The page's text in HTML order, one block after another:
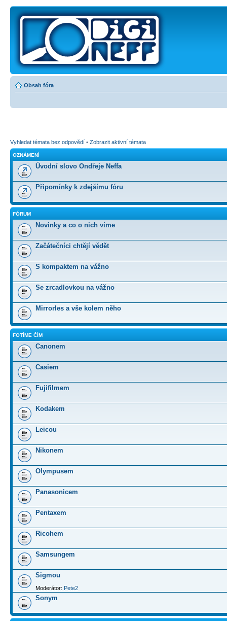
Obsah fóra
Vyhledat témata bez odpovědí • Zobrazit aktivní témata
OZNÁMENÍ
Úvodní slovo Ondřeje Neffa
Připomínky k zdejšímu fóru
FÓRUM
Novinky a co o nich víme
Začátečníci chtějí vědět
S kompaktem na vážno
Se zrcadlovkou na vážno
Mirrorles a vše kolem něho
FOTÍME ČÍM
Canonem
Casiem
Fujifilmem
Kodakem
Leicou
Nikonem
Olympusem
Panasonicem
Pentaxem
Ricohem
Samsungem
Sigmou
Moderátor: Pete2
Sonym